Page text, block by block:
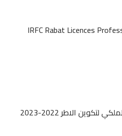
IRFC Rabat Licences
الاطر 2022-2023